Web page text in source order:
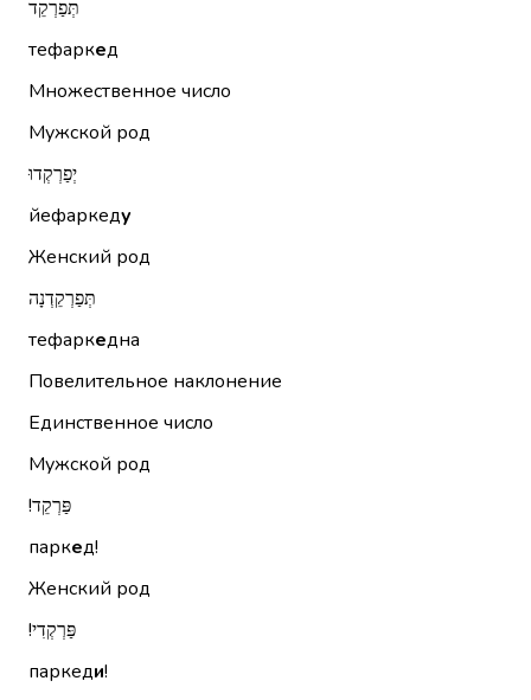
תְּפַרְקֵד
тефаркед
Множественное число
Мужской род
יְפַרְקְדוּ
йефаркеду
Женский род
תְּפַרְקֵדְנָה
тефаркедна
Повелительное наклонение
Единственное число
Мужской род
פַּרְקֵד!‏
паркед!
Женский род
פַּרְקְדִי!‏
паркеди!